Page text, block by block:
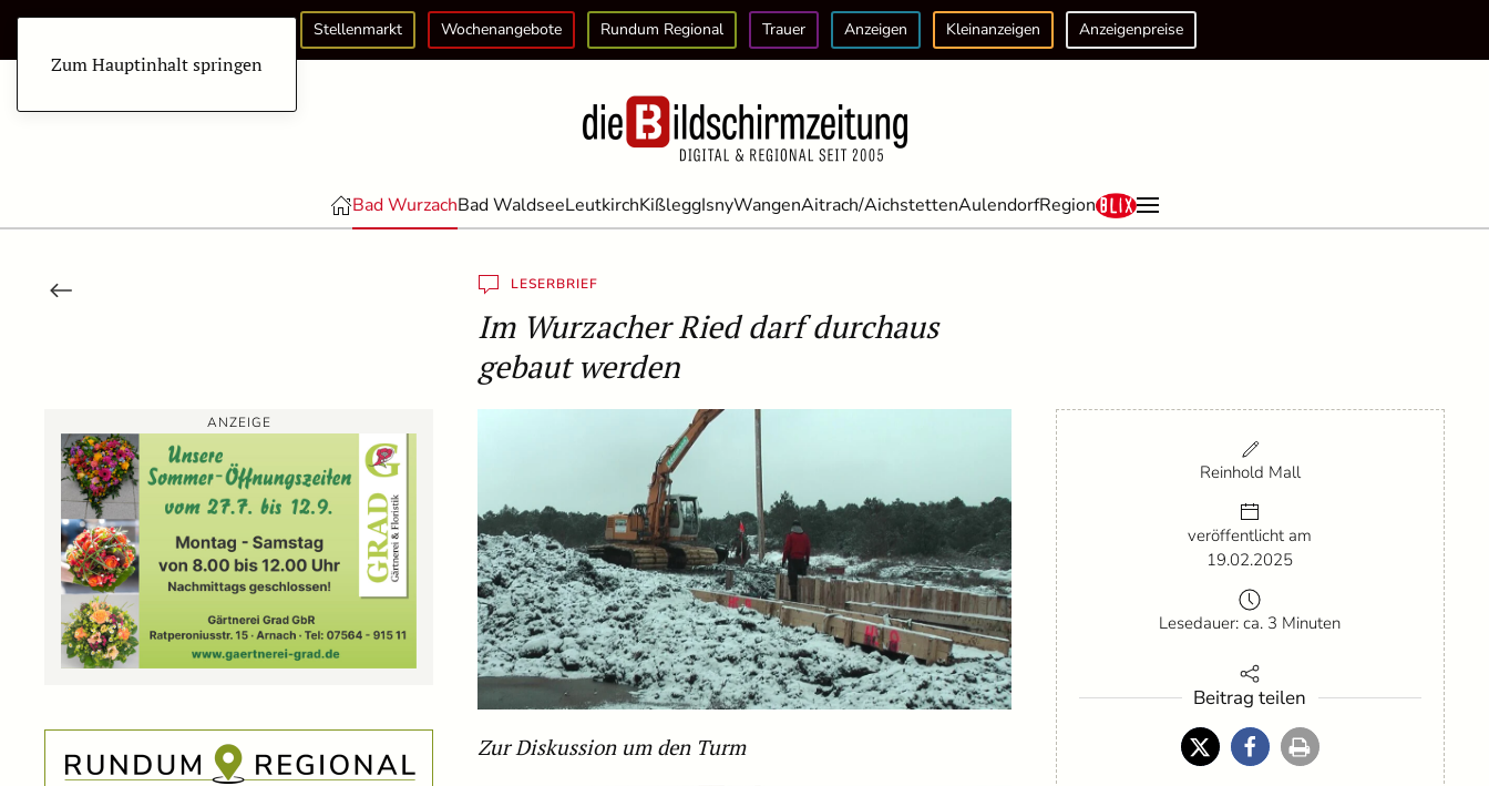
Zum Hauptinhalt springen
Stellenmarkt Wochenangebote Rundum Regional Trauer Anzeigen Kleinanzeigen Anzeigenpreise
Bad WurzachBad WaldseeLeutkirchKißleggIsnyWangenAitrach/AichstettenAulendorfRegion
LESERBRIEF
Im Wurzacher Ried darf durchaus
gebaut werden
ANZEIGE
Zur Diskussion um den Turm
Reinhold Mall
veröffentlicht am
19.02.2025
Lesedauer: ca. 3 Minuten
Beitrag teilen